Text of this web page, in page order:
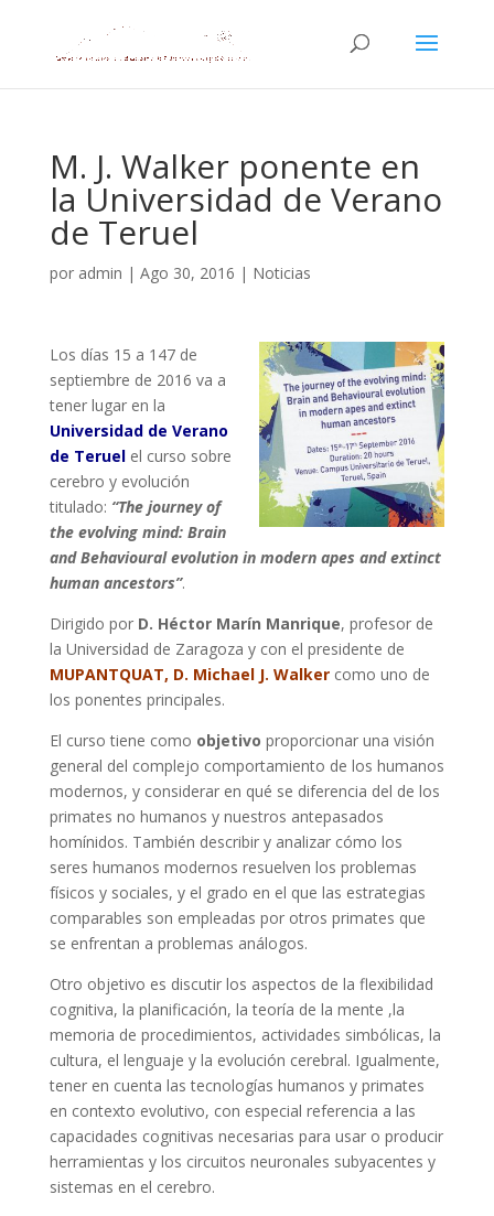
M. J. Walker ponente en
la Universidad de Verano
de Teruel
por admin | Ago 30, 2016 | Noticias
Los días 15 a 147 de
septiembre de 2016 va a
tener lugar en la
Universidad de Verano
de Teruelel curso sobre
cerebro y evolución
titulado: “The journey of
the evolving mind: Brain
and Behavioural evolution in modern apes and extinct
human ancestors”.
Dirigido por D. Héctor Marín Manrique, profesor de
la Universidad de Zaragoza y con el presidente de
MUPANTQUAT, D. Michael J. Walkercomo uno de
los ponentes principales.
El curso tiene como objetivo proporcionar una visión
general del complejo comportamiento de los humanos
modernos, y considerar en qué se diferencia del de los
primates no humanos y nuestros antepasados
homínidos. También describir y analizar cómo los
seres humanos modernos resuelven los problemas
físicos y sociales, y el grado en el que las estrategias
comparables son empleadas por otros primates que
se enfrentan a problemas análogos.
Otro objetivo es discutir los aspectos de la flexibilidad
cognitiva, la planificación, la teoría de la mente ,la
memoria de procedimientos, actividades simbólicas, la
cultura, el lenguaje y la evolución cerebral. Igualmente,
tener en cuenta las tecnologías humanos y primates
en contexto evolutivo, con especial referencia a las
capacidades cognitivas necesarias para usar o producir
herramientas y los circuitos neuronales subyacentes y
sistemas en el cerebro.